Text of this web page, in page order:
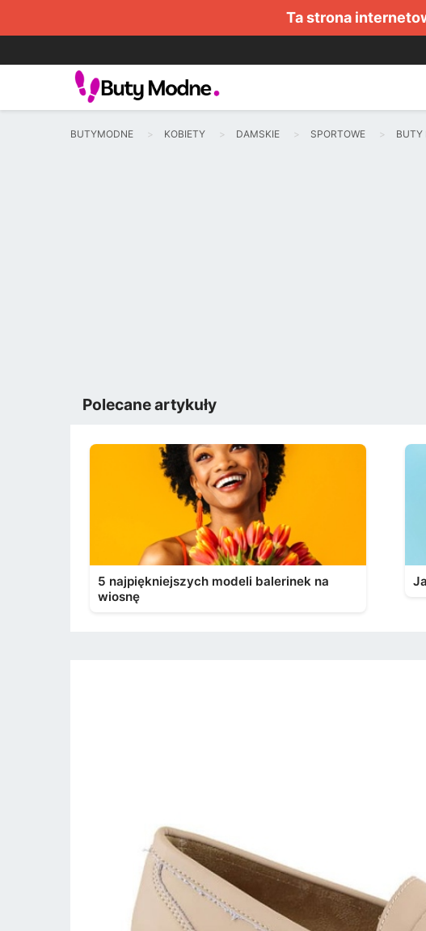
Ta strona
BUTYMODNE KOBIETY DAMSKIE SPORTOWE BUTY
Polecane artykuły
5 najpiękniejszych modeli balerinek na
wiosnę